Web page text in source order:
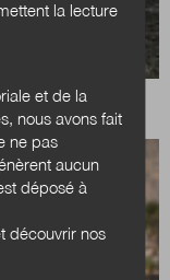
la lecture
et de la
nous avons fait
ne pas
aucun
déposé à
découvrir nos